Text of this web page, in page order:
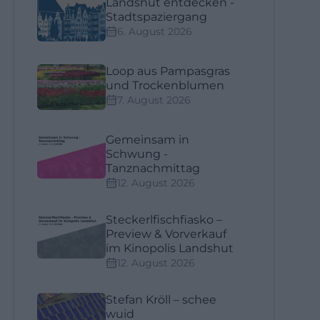
Stadtspaziergang
6. August 2026
Loop aus Pampasgras
und Trockenblumen
7. August 2026
Gemeinsam in
Schwung -
Tanznachmittag
12. August 2026
Steckerlfischfiasko –
Preview & Vorverkauf
im Kinopolis Landshut
12. August 2026
Stefan Kröll – schee
wuid